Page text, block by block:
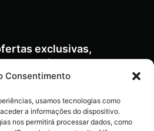
Consentimento
usamos tecnologias como
a informações do dispositivo.
nos permitirá processar dados, como
exclusivas,
e dicas
diretamente no